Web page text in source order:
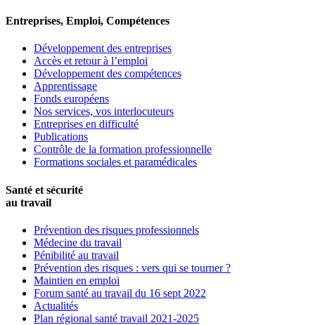
Entreprises, Emploi, Compétences
Développement des entreprises
Accès et retour à l’emploi
Développement des compétences
Apprentissage
Fonds européens
Nos services, vos interlocuteurs
Entreprises en difficulté
Publications
Contrôle de la formation professionnelle
Formations sociales et paramédicales
Santé et sécurité
au travail
Prévention des risques professionnels
Médecine du travail
Pénibilité au travail
Prévention des risques : vers qui se tourner ?
Maintien en emploi
Forum santé au travail du 16 sept 2022
Actualités
Plan régional santé travail 2021-2025